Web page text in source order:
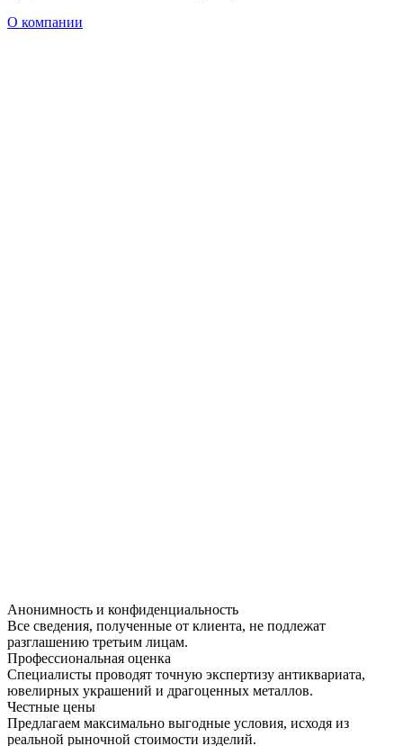
О компании
Анонимность и конфиденциальность
Все сведения, полученные от клиента, не подлежат
разглашению третьим лицам.
Профессиональная оценка
Специалисты проводят точную экспертизу антиквариата,
ювелирных украшений и драгоценных металлов.
Честные цены
Предлагаем максимально выгодные условия, исходя из
реальной рыночной стоимости изделий.